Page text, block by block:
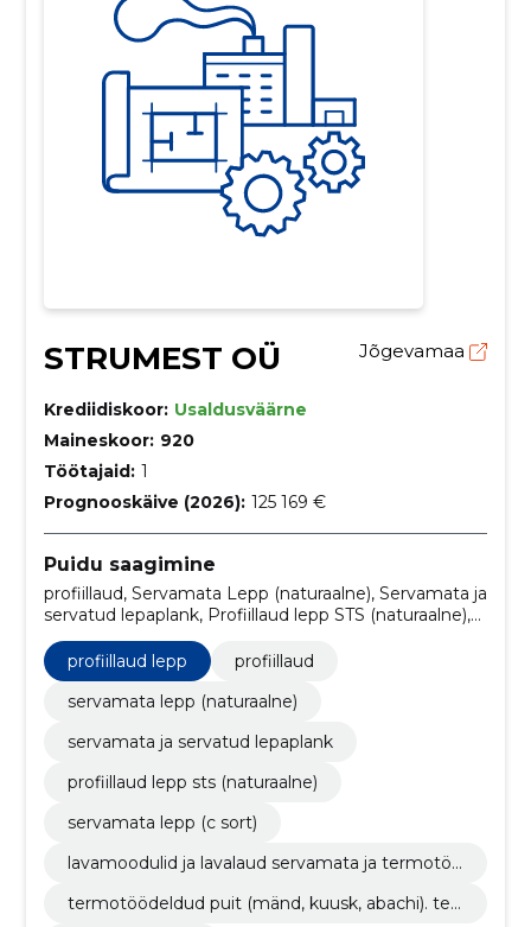
STRUMEST OÜ Jõgevamaa
Krediidiskoor: Usaldusväärne
Maineskoor: 920
Töötajaid: 1
Prognooskäive (2026): 125 169 €
Puidu saagimine
profiillaud, Servamata Lepp (naturaalne), Servamata ja
servatud lepaplank, Profiillaud lepp STS (naturaalne),
Servamata lepp (C sort), Lavamoodulid ja lavalaud
servamata ja termotöödeldud puidust,
Termotöödeldud puit (Mänd, Kuusk, Abachi).
Terrassilaud, voodrilaud jne., Servamata kask,
profiillaud lepp
profiillaud
servamata lepp (naturaalne)
servamata ja servatud lepaplank
profiillaud lepp sts (naturaalne)
servamata lepp (c sort)
lavamoodulid ja lavalaud servamata ja termotöö
termotöödeldud puit (mänd, kuusk, abachi). terr